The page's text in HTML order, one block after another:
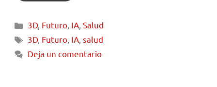
3D, Futuro, IA,Salud
3D, Futuro, IA,salud
Deja un comentario